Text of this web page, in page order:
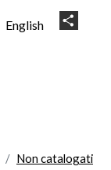
English
Non catalogati